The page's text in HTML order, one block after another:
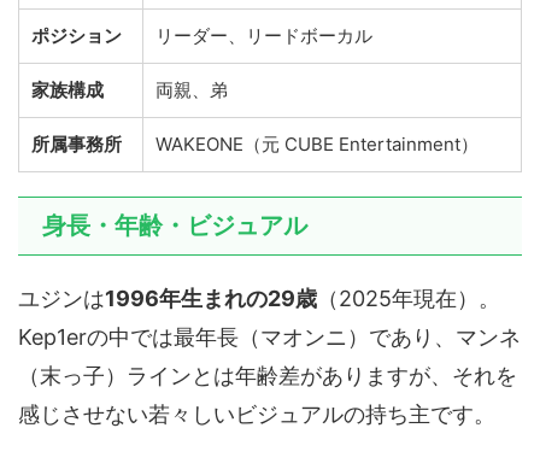
ポジション リーダー、リードボーカル
家族構成 両親、弟
所属事務所 WAKEONE（元 CUBE Entertainment）
身長・年齢・ビジュアル
ユジンは1996年生まれの29歳 （2025年現在）。
Kep1erの中では最年長（マオンニ）であり、マンネ
（末っ子）ラインとは年齢差がありますが、それを
感じさせない若々しいビジュアルの持ち主です。